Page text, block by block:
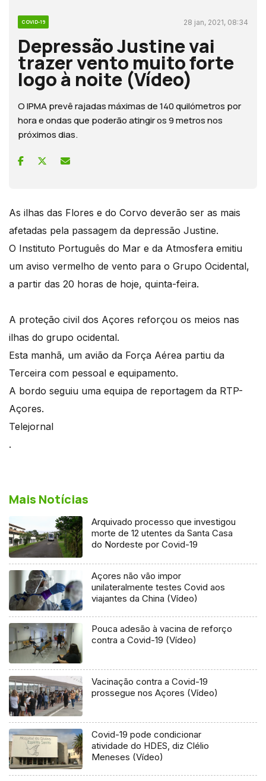
COVID-19 28 jan, 2021, 08:34
Depressão Justine vai
trazer vento muito forte
logo à noite (Vídeo)
O IPMA prevê rajadas máximas de 140 quilómetros por
hora e ondas que poderão atingir os 9 metros nos
próximos dias.
As ilhas das Flores e do Corvo deverão ser as mais
afetadas pela passagem da depressão Justine.
O Instituto Português do Mar e da Atmosfera emitiu
um aviso vermelho de vento para o Grupo Ocidental,
a partir das 20 horas de hoje, quinta-feira.
A proteção civil dos Açores reforçou os meios nas
ilhas do grupo ocidental.
Esta manhã, um avião da Força Aérea partiu da
Terceira com pessoal e equipamento.
A bordo seguiu uma equipa de reportagem da RTP-
Açores.
Telejornal
.
Mais Notícias
Arquivado processo que investigou
morte de 12 utentes da Santa Casa
do Nordeste por Covid-19
Açores não vão impor
unilateralmente testes Covid aos
viajantes da China (Vídeo)
Pouca adesão à vacina de reforço
contra a Covid-19 (Vídeo)
Vacinação contra a Covid-19
prossegue nos Açores (Vídeo)
Covid-19 pode condicionar
atividade do HDES, diz Clélio
Meneses (Vídeo)